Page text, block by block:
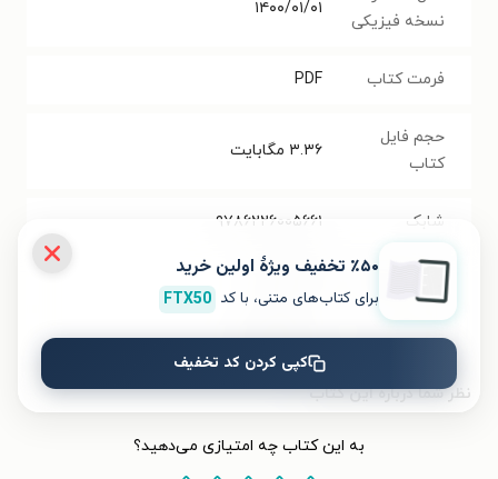
نسخه فیزیکی
۱۴۰۰/۰۱/۰۱
فرمت کتاب PDF
حجم فایل
کتاب
۳.۳۶ مگابایت
شابک ۹۷۸۶۲۲۶۰۰۵۶۶۱
تعداد صفحه‌ها ۱۴۴ صفحه
قیمت کتاب ۵۰۰۰۰ تومان
نظر شما دربارهٔ این کتاب
به این کتاب چه امتیازی می‌دهید؟
٪۵۰ تخفیف ویژۀ اولین خرید
برای کتاب‌های متنی، با کد FTX50
کپی کردن کد تخفیف